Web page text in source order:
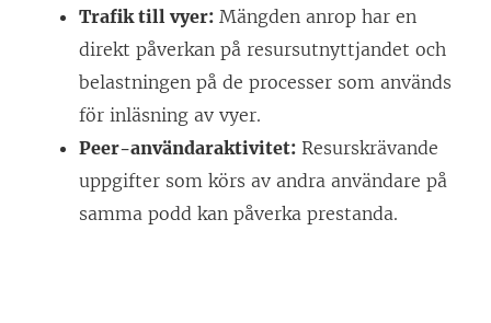
t
e
r
)
Trafik till vyer: Mängden anrop har en
direkt påverkan på resursutnyttjandet och
belastningen på de processer som används
för inläsning av vyer.
Peer-användaraktivitet: Resurskrävande
uppgifter som körs av andra användare på
samma podd kan påverka prestanda.